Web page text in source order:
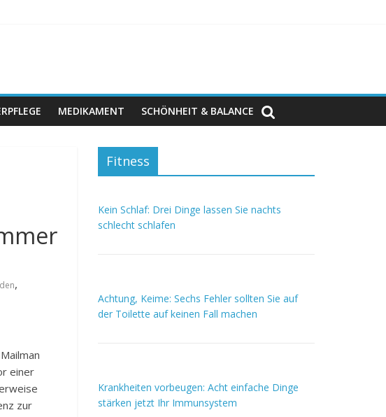
MEDIKAMENT SCHÖNHEIT & BALANCE
,
einer
zur
Fitness
Kein Schlaf: Drei Dinge lassen Sie nachts
schlecht schlafen
Achtung, Keime: Sechs Fehler sollten Sie auf
der Toilette auf keinen Fall machen
Krankheiten vorbeugen: Acht einfache Dinge
stärken jetzt Ihr Immunsystem